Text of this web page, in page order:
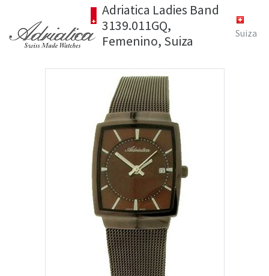
Adriatica Ladies Band
3139.011GQ,
Femenino, Suiza
Suiza